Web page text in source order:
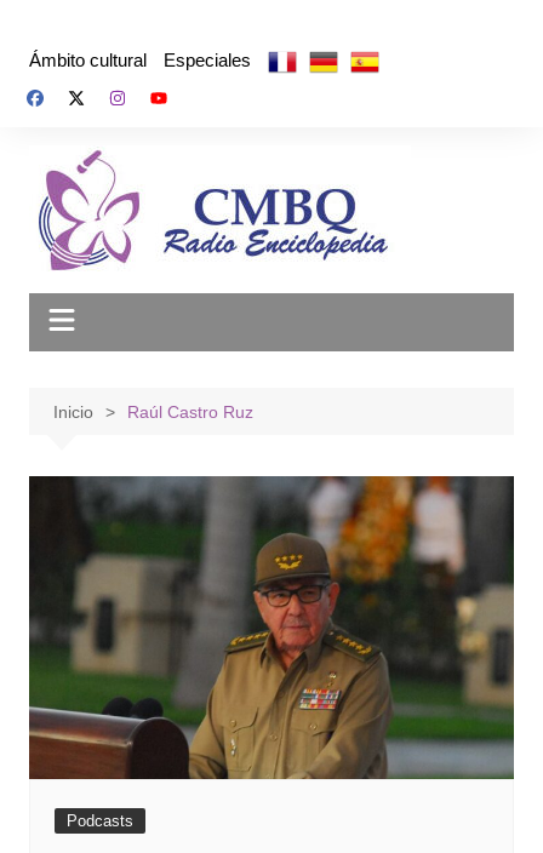
Ámbito cultural Especiales
Inicio Raúl Castro Ruz
Podcasts